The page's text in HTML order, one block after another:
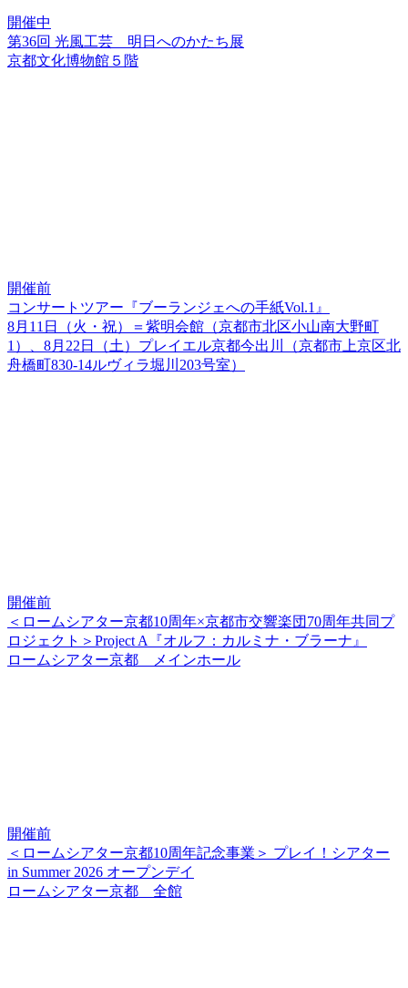
開催中
第36回 光風工芸 明日へのかたち展
京都文化博物館５階
開催前
コンサートツアー『ブーランジェへの手紙Vol.1』
8月11日（火・祝）＝紫明会館（京都市北区小山南大野町
1）、8月22日（土）プレイエル京都今出川（京都市上京区北
舟橋町830-14ルヴィラ堀川203号室）
開催前
＜ロームシアター京都10周年×京都市交響楽団70周年共同プ
ロジェクト＞Project A『オルフ：カルミナ・ブラーナ』
ロームシアター京都 メインホール
開催前
＜ロームシアター京都10周年記念事業＞ プレイ！シアター
in Summer 2026 オープンデイ
ロームシアター京都 全館